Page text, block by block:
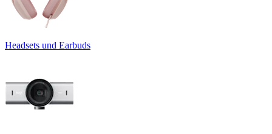
Headsets und Earbuds